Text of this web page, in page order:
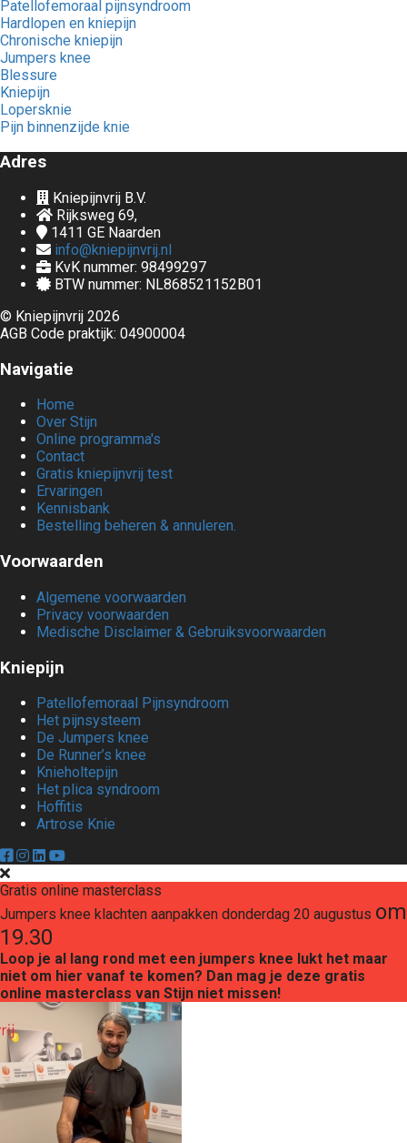
Patellofemoraal pijnsyndroom
Hardlopen en kniepijn
Chronische kniepijn
Jumpers knee
Blessure
Kniepijn
Lopersknie
Pijn binnenzijde knie
Adres
Kniepijnvrij B.V.
Rijksweg 69,
1411 GE Naarden
info@kniepijnvrij.nl
KvK nummer: 98499297
BTW nummer: NL868521152B01
© Kniepijnvrij 2026
AGB Code praktijk: 04900004
Navigatie
Home
Over Stijn
Online programma's
Contact
Gratis kniepijnvrij test
Ervaringen
Kennisbank
Bestelling beheren & annuleren.
Voorwaarden
Algemene voorwaarden
Privacy voorwaarden
Medische Disclaimer & Gebruiksvoorwaarden
Kniepijn
Patellofemoraal Pijnsyndroom
Het pijnsysteem
De Jumpers knee
De Runner’s knee
Knieholtepijn
Het plica syndroom
Hoffitis
Artrose Knie
Gratis online masterclass
Jumpers knee klachten aanpakken donderdag 20 augustus om
19.30
Loop je al lang rond met een jumpers knee lukt het maar
niet om hier vanaf te komen? Dan mag je deze gratis
online masterclass van Stijn niet missen!